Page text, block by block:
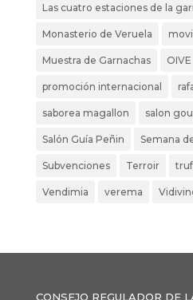
Las cuatro estaciones de la
Monasterio de Veruela
Muestra de Garnachas OIVE
promoción internacional
saborea magallon salon
Salón Guía Peñin Semana
Subvenciones Terroir
Vendimia verema
CONSEJO REGULADOR DE